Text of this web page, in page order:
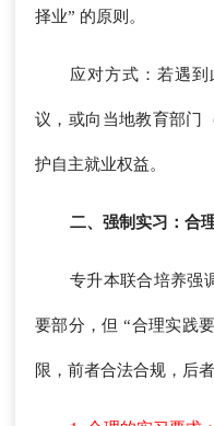
择业” 的原则。
应对方式：若遇
议，或向当地教育部门
护自主就业权益。
二、强制实习：合
专升本联合培养强
要部分，但 “合理实践
限，前者合法合规，后